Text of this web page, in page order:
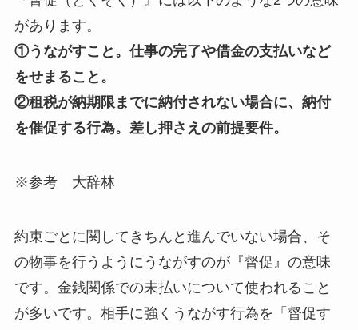
があります。
①うながすこと。仕事の完了や借金の支払いなど
をせまること。
②租税が納期限までに納付されない場合に、納付
を催促する行為。差し押さえの前提要件。
※参考 大辞林
約束ごとに関してきちんと進んでいない場合、そ
の物事を行うようにうながすのが『督促』の意味
です。金銭関係での未払いについて使われること
が多いです。相手に強くうながす行為を「督促す